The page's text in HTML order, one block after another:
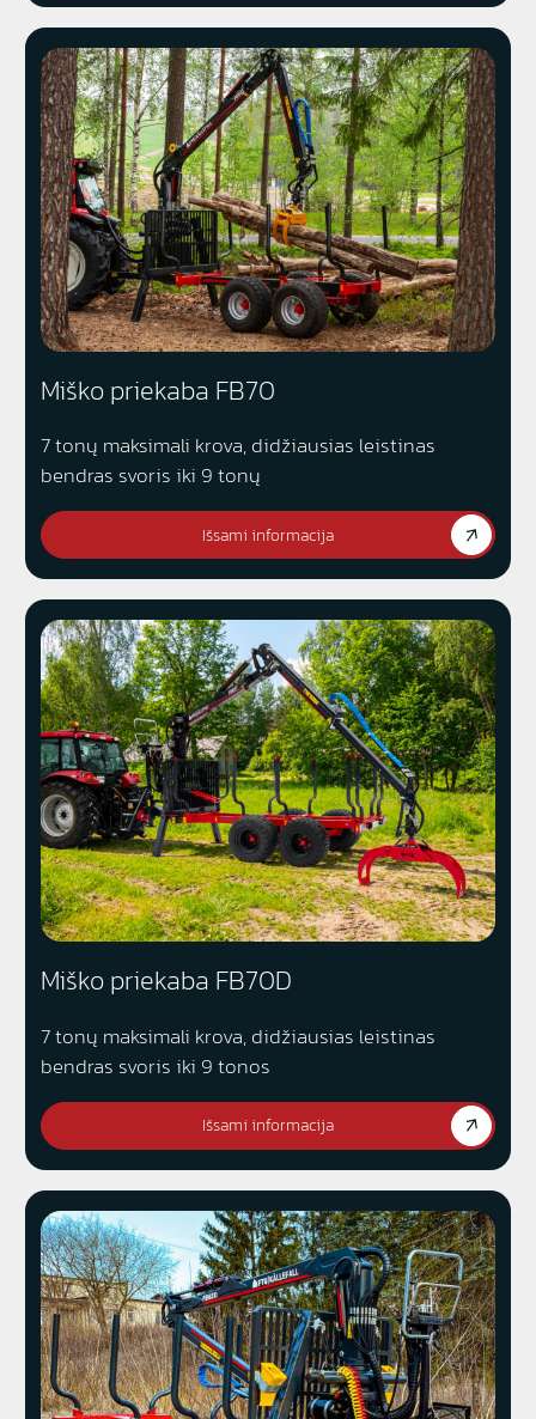
Miško priekaba FB70
7 tonų maksimali krova, didžiausias leistinas
bendras svoris iki 9 tonų
Išsami informacija
Miško priekaba FB70D
7 tonų maksimali krova, didžiausias leistinas
bendras svoris iki 9 tonos
Išsami informacija